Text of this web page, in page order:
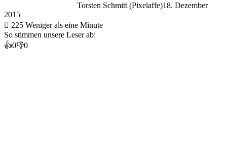
Torsten Schmitt (Pixelaffe)18. Dezember
2015
225 Weniger als eine Minute
So stimmen unsere Leser ab:
👍0👎0